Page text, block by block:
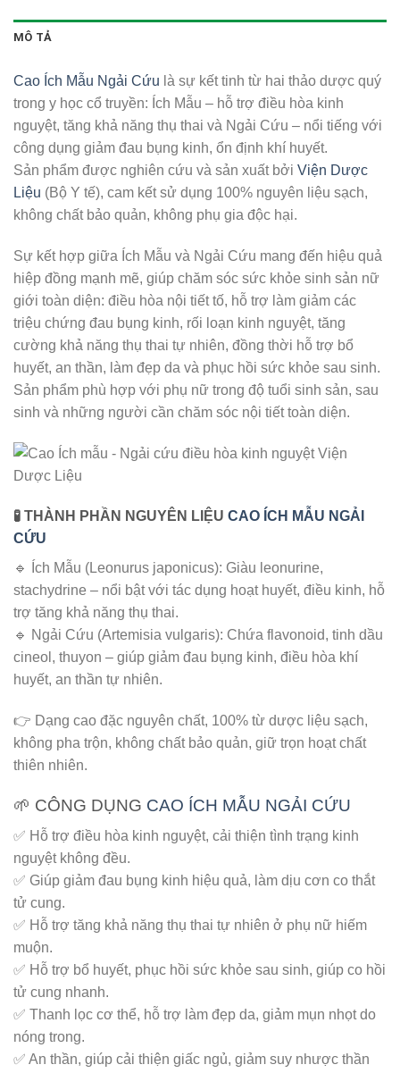
MÔ TẢ
Cao Ích Mẫu Ngải Cứu là sự kết tinh từ hai thảo dược quý
trong y học cổ truyền: Ích Mẫu – hỗ trợ điều hòa kinh
nguyệt, tăng khả năng thụ thai và Ngải Cứu – nổi tiếng với
công dụng giảm đau bụng kinh, ổn định khí huyết.
Sản phẩm được nghiên cứu và sản xuất bởi Viện Dược
Liệu (Bộ Y tế), cam kết sử dụng 100% nguyên liệu sạch,
không chất bảo quản, không phụ gia độc hại.
Sự kết hợp giữa Ích Mẫu và Ngải Cứu mang đến hiệu quả
hiệp đồng mạnh mẽ, giúp chăm sóc sức khỏe sinh sản nữ
giới toàn diện: điều hòa nội tiết tố, hỗ trợ làm giảm các
triệu chứng đau bụng kinh, rối loạn kinh nguyệt, tăng
cường khả năng thụ thai tự nhiên, đồng thời hỗ trợ bổ
huyết, an thần, làm đẹp da và phục hồi sức khỏe sau sinh.
Sản phẩm phù hợp với phụ nữ trong độ tuổi sinh sản, sau
sinh và những người cần chăm sóc nội tiết toàn diện.
🧪 THÀNH PHẦN NGUYÊN LIỆU CAO ÍCH MẪU NGẢI
CỨU
🔹 Ích Mẫu (Leonurus japonicus): Giàu leonurine,
stachydrine – nổi bật với tác dụng hoạt huyết, điều kinh, hỗ
trợ tăng khả năng thụ thai.
🔹 Ngải Cứu (Artemisia vulgaris): Chứa flavonoid, tinh dầu
cineol, thuyon – giúp giảm đau bụng kinh, điều hòa khí
huyết, an thần tự nhiên.
👉 Dạng cao đặc nguyên chất, 100% từ dược liệu sạch,
không pha trộn, không chất bảo quản, giữ trọn hoạt chất
thiên nhiên.
🌱 CÔNG DỤNG CAO ÍCH MẪU NGẢI CỨU
✅ Hỗ trợ điều hòa kinh nguyệt, cải thiện tình trạng kinh
nguyệt không đều.
✅ Giúp giảm đau bụng kinh hiệu quả, làm dịu cơn co thắt
tử cung.
✅ Hỗ trợ tăng khả năng thụ thai tự nhiên ở phụ nữ hiếm
muộn.
✅ Hỗ trợ bổ huyết, phục hồi sức khỏe sau sinh, giúp co hồi
tử cung nhanh.
✅ Thanh lọc cơ thể, hỗ trợ làm đẹp da, giảm mụn nhọt do
nóng trong.
✅ An thần, giúp cải thiện giấc ngủ, giảm suy nhược thần